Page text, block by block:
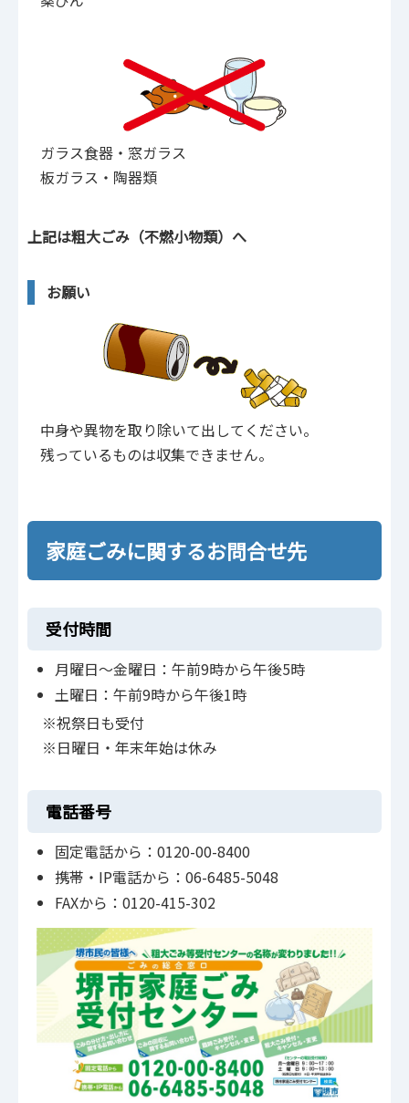
ガラス食器・窓ガラス
板ガラス・陶器類
上記は粗大ごみ（不燃小物類）へ
お願い
中身や異物を取り除いて出してください。
残っているものは収集できません。
家庭ごみに関するお問合せ先
受付時間
月曜日～金曜日：午前9時から午後5時
土曜日：午前9時から午後1時
※祝祭日も受付
※日曜日・年末年始は休み
電話番号
固定電話から：0120-00-8400
携帯・IP電話から：06-6485-5048
FAXから：0120-415-302